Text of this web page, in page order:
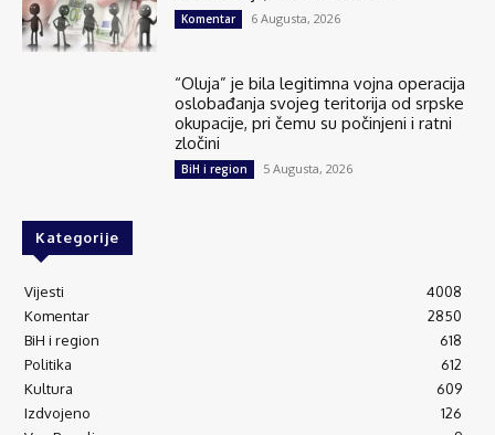
Komentar 6 Augusta, 2026
“Oluja” je bila legitimna vojna operacija
oslobađanja svojeg teritorija od srpske
okupacije, pri čemu su počinjeni i ratni
zločini
BiH i region 5 Augusta, 2026
Kategorije
Vijesti
4008
Komentar
2850
BiH i region
618
Politika
612
Kultura
609
Izdvojeno
126